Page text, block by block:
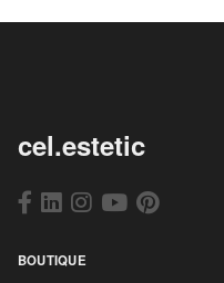
cel.estetic
BOUTIQUE